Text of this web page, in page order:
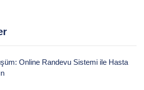
Online Randevu Sistemi ile Hasta